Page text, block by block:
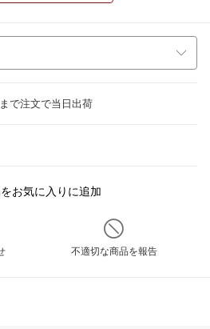
で注文で当日出荷
お気に入りに追加
不適切な商品を報告